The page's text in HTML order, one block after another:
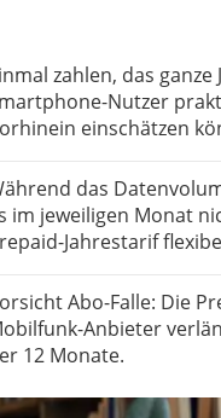
Münzkapseln
Spardose mit
Mietkautionskonto
Oldtimer-
Goldbarren 1 g
Pferde-OP-
Geräteversicherung
Brillenversicherung
zahlen, das
Nutzer
einschätzen
das
im jeweiligen Monat
Jahrestarif
Abo-Falle: Die
Anbieter
12 Monate.